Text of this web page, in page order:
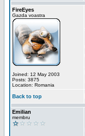
FireEyes
Gazda voastra
Joined: 12 May 2003
Posts: 3875
Location: Romania
Back to top
Emilian
membru